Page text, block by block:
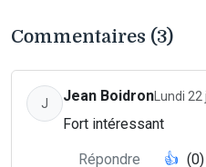
Commentaires (3)
J Jean Boidron Lundi
Fort intéressant
Répondre 👍 (0)